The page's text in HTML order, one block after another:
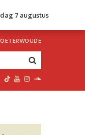
7 augustus